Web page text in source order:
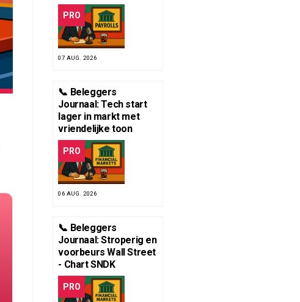
PRO
07 AUG. 2026
📞 Beleggers
Journaal: Tech start
lager in markt met
vriendelijke toon
PRO
06 AUG. 2026
📞 Beleggers
Journaal: Stroperig en
voorbeurs Wall Street
- Chart SNDK
PRO